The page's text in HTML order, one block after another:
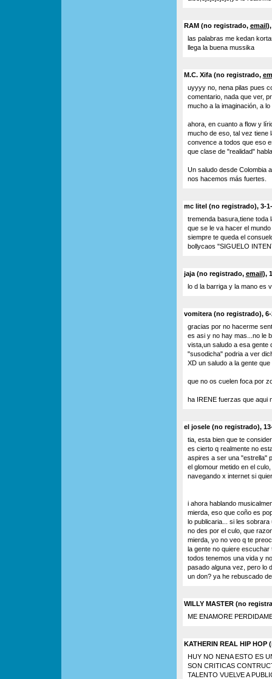
RAM (no registrado, email),
las palabras me kedan
llega la buena mussika
M.C. Xifa (no registrado,
uyyyy no, nena pilas pues
comentario, nada que ver,
mucho a la imaginación, a
ahora, en cuanto a flow y
mucho de eso, tal vez tiene
convence a todos que eso
que clase de "realidad"
Un saludo desde Colombia
nos hacemos más fuertes.
mc litel (no registrado), 3-1-
tremenda basura,tiene toda
que se le va hacer el
siempre te queda el
bollycaos "SIGUELO
jaja (no registrado, email),
lo d la barriga y la mano es
vomitera (no registrado), 6-
gracias por no hacerme
es asi y no hay mas...no le
vista,un saludo a esa gente
"susodicha" podria a ver
XD un saludo a la gente
que no os cuelen foca por
ha IRENE fuerzas que aqui
el josele (no registrado),
tia, esta bien que te
es cierto q realmente no
aspires a ser una "estrella"
el glomour metido en el
navegando x internet si
i ahora hablando
mierda, eso que coño es
lo publicaria... si les
no des por el culo, que
mierda, yo no veo q te
la gente no quiere
todos tenemos una vida y
pasado alguna vez, pero lo
un don? ya he rebuscado
WILLY MASTER (no
ME ENAMORE
KATHERIN REAL HIP HOP
HUY NO NENA ESTO ES
SON CRITICAS
TALENTO VUELVE A